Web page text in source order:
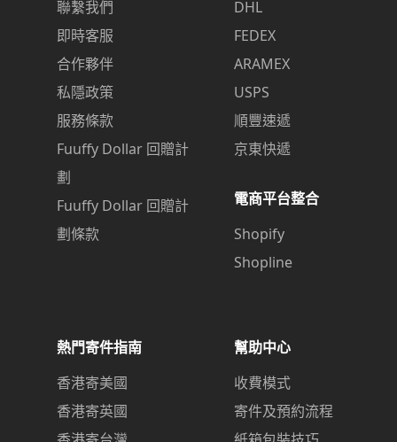
聯繫我們
即時客服
合作夥伴
私隱政策
服務條款
Fuuffy Dollar 回贈計
劃
Fuuffy Dollar 回贈計
劃條款
DHL
FEDEX
ARAMEX
USPS
順豐速遞
京東快遞
電商平台整合
Shopify
Shopline
熱門寄件指南
香港寄美國
香港寄英國
幫助中心
收費模式
寄件及預約流程